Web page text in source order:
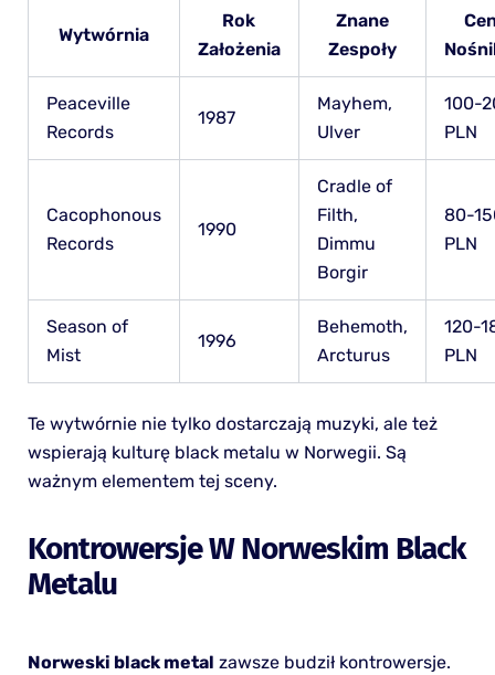
Wytwórnia
Rok
Założenia
Znane
Zespoły
Peaceville
Records
1987
Mayhem,
Ulver
100-
PLN
Cacophonous
Records
1990
Cradle of
Filth,
Dimmu
Borgir
80-
PLN
Season of
Mist
1996
Behemoth,
Arcturus
120-
PLN
Te wytwórnie nie tylko dostarczają muzyki, ale też
wspierają kulturę black metalu w Norwegii. Są
ważnym elementem tej sceny.
Kontrowersje W Norweskim Black
Metalu
Norweski black metal zawsze budził kontrowersje.